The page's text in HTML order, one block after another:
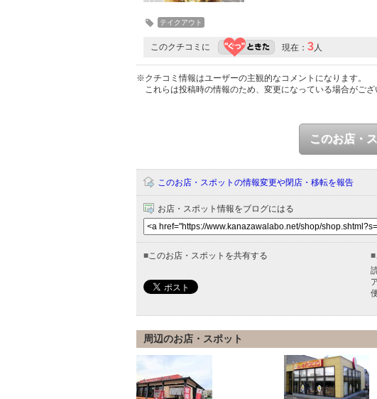
テイクアウト
このクチコミに 現在： 3人
※クチコミ情報はユーザーの主観的なコメントになります。
これらは投稿時の情報のため、変更になっている場合がござ
このお店・
このお店・スポットの情報変更や閉店・移転を報告
お店・スポット情報をブログにはる
■このお店・スポットを共有する ■
周辺のお店・スポット